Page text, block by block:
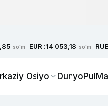
so'm EUR :14 053,18 so'm
Osiyo DunyoPul